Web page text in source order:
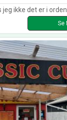
i poser a 12.-kr stykket uden at blive orienteret om
Se